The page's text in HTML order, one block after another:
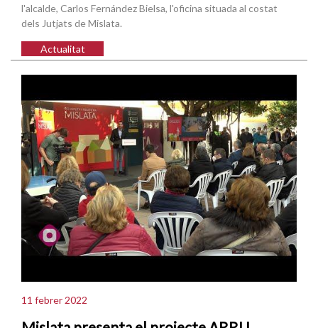
l'alcalde, Carlos Fernández Bielsa, l'oficina situada al costat
dels Jutjats de Mislata.
Actualitat
11 febrer 2022